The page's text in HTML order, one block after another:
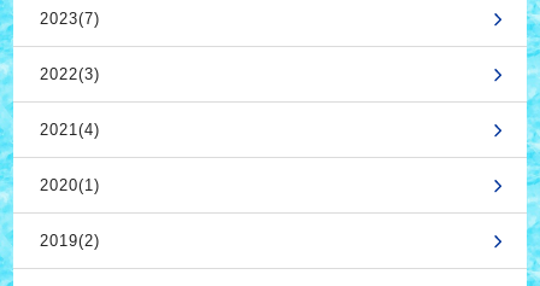
2023(7)
2022(3)
2021(4)
2020(1)
2019(2)